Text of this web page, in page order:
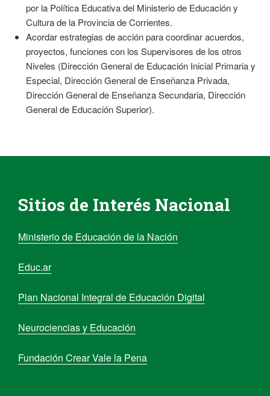
por la Política Educativa del Ministerio de Educación y
Cultura de la Provincia de Corrientes.
Acordar estrategias de acción para coordinar acuerdos,
proyectos, funciones con los Supervisores de los otros
Niveles (Dirección General de Educación Inicial Primaria y
Especial, Dirección General de Enseñanza Privada,
Dirección General de Enseñanza Secundaria, Dirección
General de Educación Superior).
Sitios de Interés Nacional
Ministerio de Educación de la Nación
Educ.ar
Plan Nacional Integral de Educación Digital
Neurociencias y Educación
Fundación Crear Vale la Pena